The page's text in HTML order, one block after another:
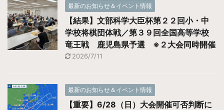
最新のお知らせ＆イベント情報
【結果】文部科学大臣杯第２２回小・中
学校将棋団体戦／第３９回全国高等学校
竜王戦 鹿児島県予選 ※２大会同時開催
2026/7/11
最新のお知らせ＆イベント情報
【重要】6/28（日）大会開催可否判断に